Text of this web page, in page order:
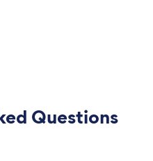
Questions